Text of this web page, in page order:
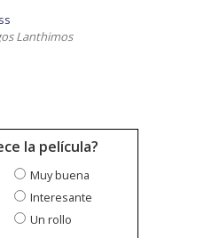
Lanthimos
la película?
Muy buena
Interesante
Un rollo